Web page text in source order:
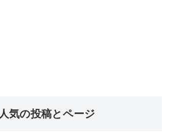
人気の投稿とページ